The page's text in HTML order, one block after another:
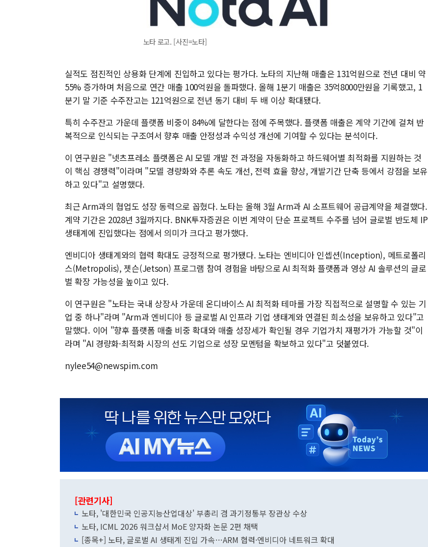
노타 로고. [사진=노타]
실적도 점진적인 상용화 단계에 진입하고 있다는 평가다. 노타의 지난해 매출은 131억원으로 전년 대비 약
55% 증가하며 처음으로 연간 매출 100억원을 돌파했다. 올해 1분기 매출은 35억8000만원을 기록했고, 1
분기 말 기준 수주잔고는 121억원으로 전년 동기 대비 두 배 이상 확대됐다.
특히 수주잔고 가운데 플랫폼 비중이 84%에 달한다는 점에 주목했다. 플랫폼 매출은 계약 기간에 걸쳐 반
복적으로 인식되는 구조여서 향후 매출 안정성과 수익성 개선에 기여할 수 있다는 분석이다.
이 연구원은 "넷츠프레소 플랫폼은 AI 모델 개발 전 과정을 자동화하고 하드웨어별 최적화를 지원하는 것
이 핵심 경쟁력"이라며 "모델 경량화와 추론 속도 개선, 전력 효율 향상, 개발기간 단축 등에서 강점을 보유
하고 있다"고 설명했다.
최근 Arm과의 협업도 성장 동력으로 꼽혔다. 노타는 올해 3월 Arm과 AI 소프트웨어 공급계약을 체결했다.
계약 기간은 2028년 3월까지다. BNK투자증권은 이번 계약이 단순 프로젝트 수주를 넘어 글로벌 반도체 IP
생태계에 진입했다는 점에서 의미가 크다고 평가했다.
엔비디아 생태계와의 협력 확대도 긍정적으로 평가됐다. 노타는 엔비디아 인셉션(Inception), 메트로폴리
스(Metropolis), 젯슨(Jetson) 프로그램 참여 경험을 바탕으로 AI 최적화 플랫폼과 영상 AI 솔루션의 글로
벌 확장 가능성을 높이고 있다.
이 연구원은 "노타는 국내 상장사 가운데 온디바이스 AI 최적화 테마를 가장 직접적으로 설명할 수 있는 기
업 중 하나"라며 "Arm과 엔비디아 등 글로벌 AI 인프라 기업 생태계와 연결된 희소성을 보유하고 있다"고
말했다. 이어 "향후 플랫폼 매출 비중 확대와 매출 성장세가 확인될 경우 기업가치 재평가가 가능할 것"이
라며 "AI 경량화·최적화 시장의 선도 기업으로 성장 모멘텀을 확보하고 있다"고 덧붙였다.
nylee54@newspim.com
[관련기사]
노타, '대한민국 인공지능산업대상' 부총리 겸 과기정통부 장관상 수상
노타, ICML 2026 워크샵서 MoE 양자화 논문 2편 채택
[종목+] 노타, 글로벌 AI 생태계 진입 가속…ARM 협력·엔비디아 네트워크 확대